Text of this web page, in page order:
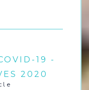
19 -
2020